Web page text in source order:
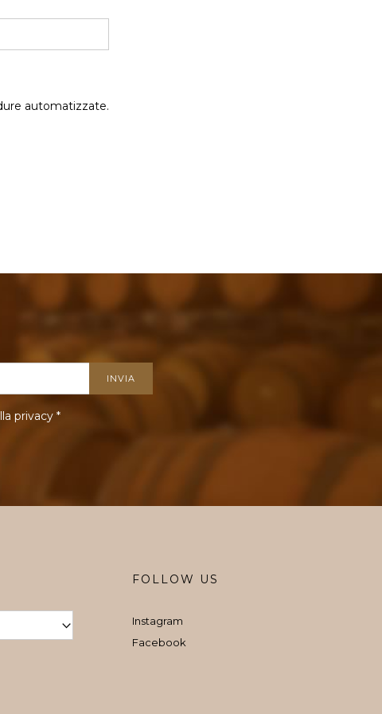
automatizzate.
privacy *
FOLLOW US
Instagram
Facebook